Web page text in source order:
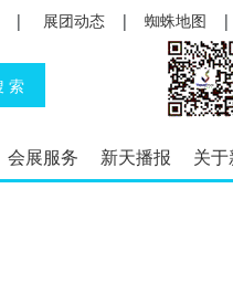
| 展团动态 | 蜘蛛地图
会展服务 新天播报 关